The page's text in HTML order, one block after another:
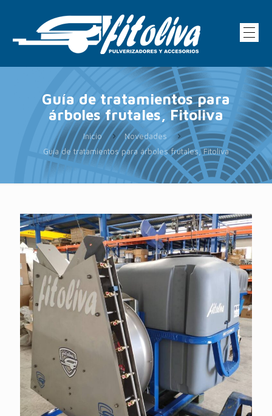
Guía de tratamientos para
árboles frutales, Fitoliva
Inicio
Novedades
Guía de tratamientos para árboles frutales, Fitoliva